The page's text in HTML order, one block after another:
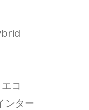
コ
ンター